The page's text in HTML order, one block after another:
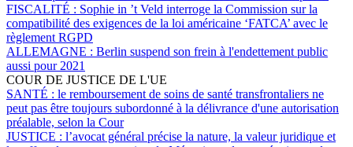
FISCALITÉ : Sophie in ’t Veld interroge la Commission sur la
compatibilité des exigences de la loi américaine ‘FATCA’ avec le
règlement RGPD
ALLEMAGNE : Berlin suspend son frein à l'endettement public
aussi pour 2021
COUR DE JUSTICE DE L'UE
SANTÉ : le remboursement de soins de santé transfrontaliers ne
peut pas être toujours subordonné à la délivrance d'une autorisation
préalable, selon la Cour
JUSTICE : l’avocat général précise la nature, la valeur juridique et